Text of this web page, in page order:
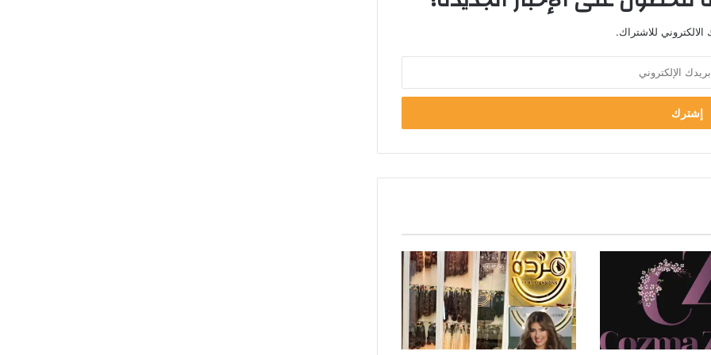
للاشتراك.